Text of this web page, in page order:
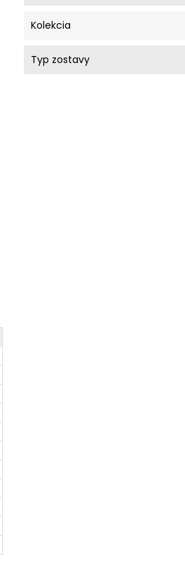
Kolekcia
Typ zostavy